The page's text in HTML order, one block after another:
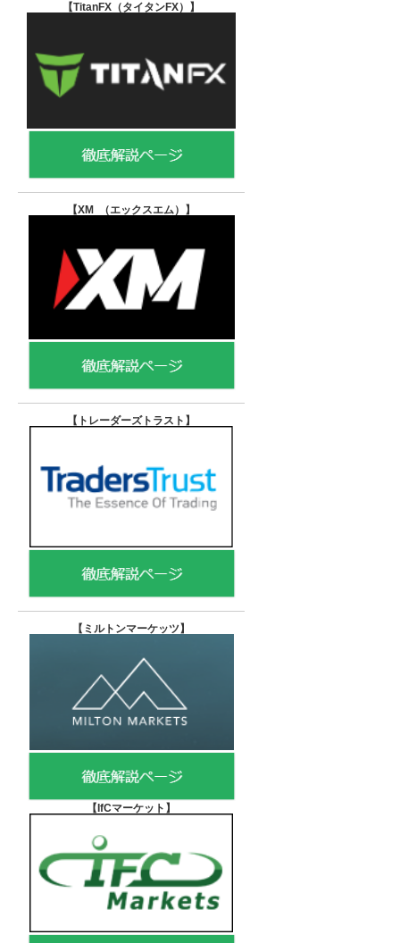
【TitanFX（タイタンFX） 】
【XM （エックスエム） 】
【トレーダーズトラスト 】
【 ミルトンマーケッツ】
【IfCマーケット 】